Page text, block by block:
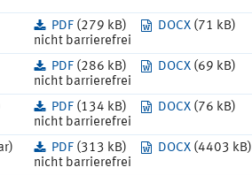
PDF (279 kB)
nicht barrierefrei
DOCX (71 kB)
PDF (286 kB)
nicht barrierefrei
DOCX (69 kB)
PDF (134 kB)
nicht barrierefrei
DOCX (76 kB)
PDF (313 kB)
nicht barrierefrei
DOCX (4403 kB)